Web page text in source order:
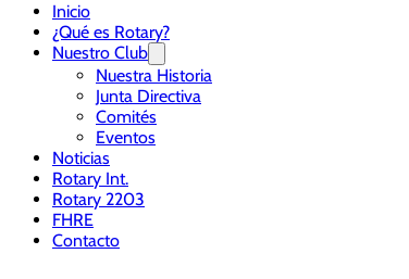
Inicio
¿Qué es Rotary?
Nuestro Club
Nuestra Historia
Junta Directiva
Comités
Eventos
Noticias
Rotary Int.
Rotary 2203
FHRE
Contacto